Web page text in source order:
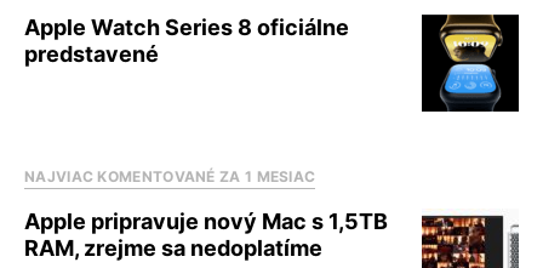
Apple Watch Series 8 oficiálne
predstavené
NAJVIAC KOMENTOVANÉ ZA 1 MESIAC
Apple pripravuje nový Mac s 1,5TB
RAM, zrejme sa nedoplatíme